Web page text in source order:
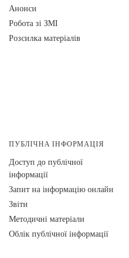
Анонси
Робота зі ЗМІ
Розсилка матеріалів
ПУБЛІЧНА ІНФОРМАЦІЯ
Доступ до публічної
інформації
Запит на інформацію онлайн
Звіти
Методичні матеріали
Облік публічної інформації